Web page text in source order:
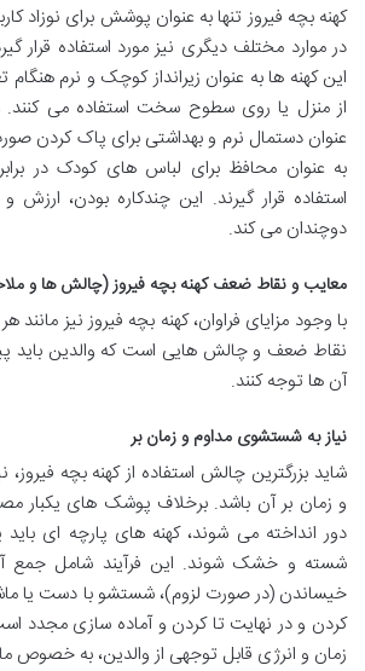
کهنه بچه فیروز تنها به عنوان پوشش برای نوزاد
در موارد مختلف دیگری نیز مورد استفاده قرار
این کهنه ها به عنوان زیرانداز کوچک و نرم
از منزل یا روی سطوح سخت استفاده می کنند.
عنوان دستمال نرم و بهداشتی برای پاک کردن
به عنوان محافظ برای لباس های کودک در
استفاده قرار گیرند. این چندکاره بودن، ارزش
دوچندان می کند.
معایب و نقاط ضعف کهنه بچه فیروز (چالش ها و
با وجود مزایای فراوان، کهنه بچه فیروز نیز
نقاط ضعف و چالش هایی است که والدین باید
آن ها توجه کنند.
نیاز به شستشوی مداوم و زمان بر
شاید بزرگترین چالش استفاده از کهنه بچه
و زمان بر آن باشد. برخلاف پوشک های یکبار
دور انداخته می شوند، کهنه های پارچه ای باید
شسته و خشک شوند. این فرآیند شامل جمع
خیساندن (در صورت لزوم)، شستشو با دست یا
کردن و در نهایت تا کردن و آماده سازی مجدد
زمان و انرژی قابل توجهی از والدین، به خصوص